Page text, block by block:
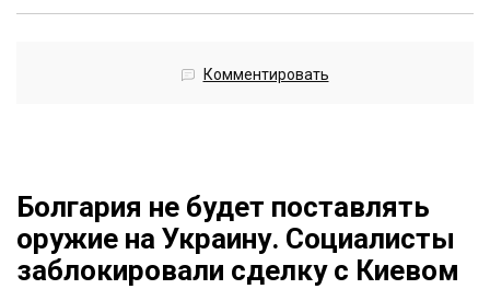
Комментировать
Болгария не будет поставлять
оружие на Украину. Социалисты
заблокировали сделку с Киевом